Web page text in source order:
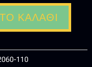
ΚΑΛΆΘΙ
110